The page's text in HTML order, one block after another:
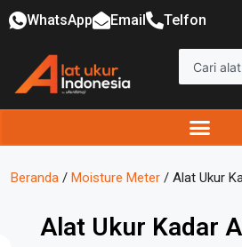
WhatsApp Email Telfon
Beranda/ Moisture Meter/ Alat Ukur
Alat Ukur Kadar